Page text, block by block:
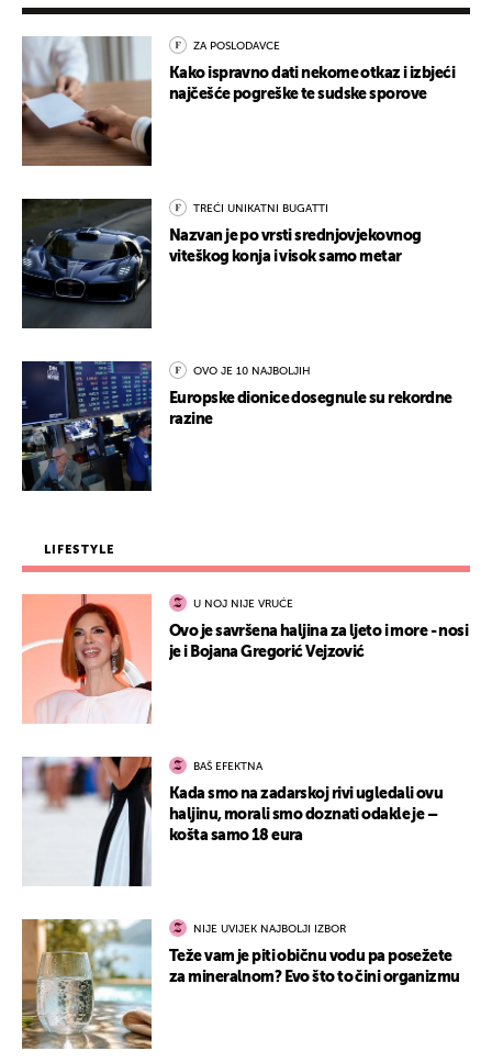
ZA POSLODAVCE
Kako ispravno dati nekome otkaz i izbjeći
najčešće pogreške te sudske sporove
TREĆI UNIKATNI BUGATTI
Nazvan je po vrsti srednjovjekovnog
viteškog konja i visok samo metar
OVO JE 10 NAJBOLJIH
Europske dionice dosegnule su rekordne
razine
LIFESTYLE
U NOJ NIJE VRUĆE
Ovo je savršena haljina za ljeto i more - nosi
je i Bojana Gregorić Vejzović
BAŠ EFEKTNA
Kada smo na zadarskoj rivi ugledali ovu
haljinu, morali smo doznati odakle je –
košta samo 18 eura
NIJE UVIJEK NAJBOLJI IZBOR
Teže vam je piti običnu vodu pa posežete
za mineralnom? Evo što to čini organizmu